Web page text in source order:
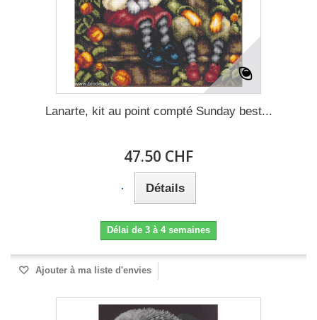
Lanarte, kit au point compté Sunday best...
47.50 CHF
Détails
Délai de 3 à 4 semaines
Ajouter à ma liste d'envies